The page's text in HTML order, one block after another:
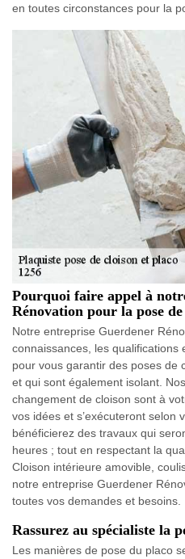
en toutes circonstances pour la
Pourquoi faire appel à
Rénovation pour la pose
Notre entreprise Guerdener
connaissances, les qualifications
pour vous garantir des poses de
et qui sont également isolant.
changement de cloison sont à
vos idées et s’exécuteront selon
bénéficierez des travaux qui
heures ; tout en respectant la
Cloison intérieure amovible,
notre entreprise Guerdener
toutes vos demandes et besoins.
Rassurez au spécialiste la
Les manières de pose du placo